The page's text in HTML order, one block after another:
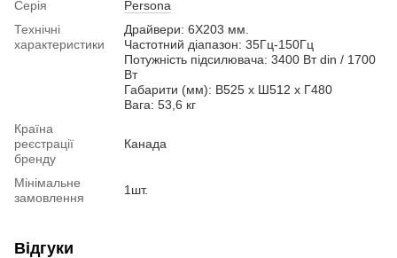
Серія
Persona
Технічні
характеристики
Драйвери: 6Х203 мм.
Частотний діапазон: 35Гц-150Гц
Потужність підсилювача: 3400 Вт din / 1700
Вт
Габарити (мм): В525 х Ш512 х Г480
Вага: 53,6 кг
Країна
реєстрації
бренду
Канада
Мінімальне
замовлення
1шт.
Відгуки